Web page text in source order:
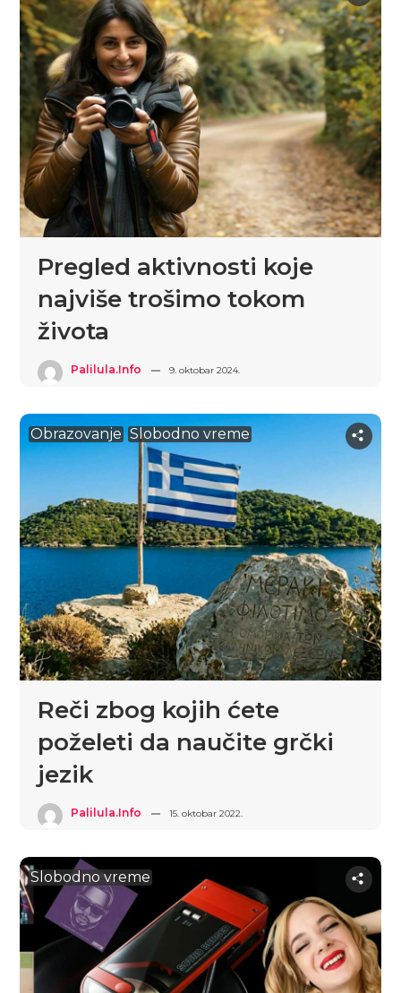
Pregled aktivnosti koje
najviše trošimo tokom
života
Palilula.info 9. oktobar 2024.
Obrazovanje Slobodno vreme
Reči zbog kojih ćete
poželeti da naučite grčki
jezik
Palilula.info 15. oktobar 2022.
Slobodno vreme